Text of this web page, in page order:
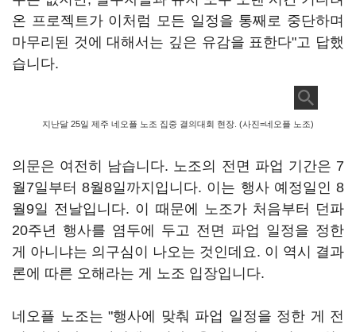
온 프로젝트가 이처럼 모든 일정을 통째로 중단하며
마무리된 것에 대해서는 깊은 유감을 표한다"고 답했
습니다.
지난달 25일 제주 네오플 노조 집중 결의대회 현장. (사진=네오플 노조)
의문은 여전히 남습니다. 노조의 전면 파업 기간은 7
월7일부터 8월8일까지입니다. 이는 행사 예정일인 8
월9일 전날입니다. 이 때문에 노조가 처음부터 던파
20주년 행사를 염두에 두고 전면 파업 일정을 정한
게 아니냐는 의구심이 나오는 것인데요. 이 역시 결과
론에 따른 오해라는 게 노조 입장입니다.
네오플 노조는 "행사에 맞춰 파업 일정을 정한 게 전